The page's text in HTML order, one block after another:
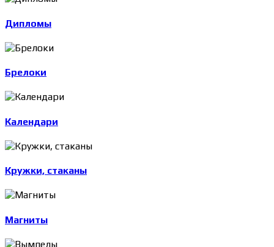
Дипломы
Брелоки
Календари
Кружки, стаканы
Магниты